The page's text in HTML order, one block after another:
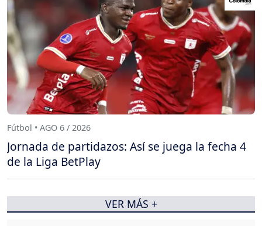
Fútbol • AGO 6 / 2026
Jornada de partidazos: Así se juega la fecha 4
de la Liga BetPlay
VER MÁS +